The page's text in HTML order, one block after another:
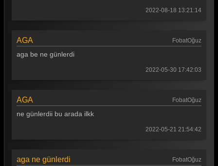
Akasya Durağı 17. Bölüm
Akasya Durağı 14. Bölüm
Akasya Durağı 11. Bölüm
2022-08-18 13:21:14
AGA FobatOğuz
aga be ne günlerdi
2022-05-30 17:42:03
AGA FobatOğuz
ne günlerdii bu arada ilkk
2022-05-21 21:54:42
aga ne günlerdi FobatOğuz